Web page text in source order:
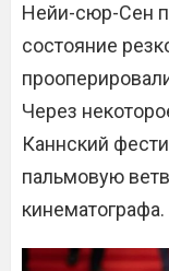
Нейи-сюр-Сен
состояние
Через
Каннский
пальмовую
кинематографа.